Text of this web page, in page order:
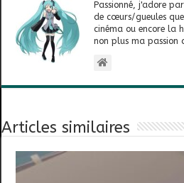
Passionné, j'adore
de cœurs/gueules
cinéma ou encore la
non plus ma passion
Articles similaires